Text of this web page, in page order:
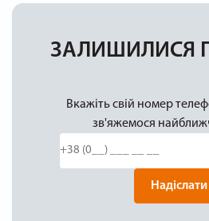
ЗАЛИШИЛИСЯ
Вкажіть свій номер
зв'яжемося
Надіслати